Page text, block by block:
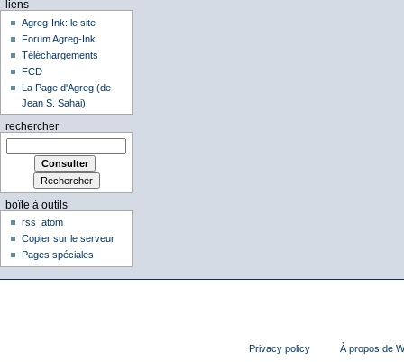
liens
Agreg-Ink: le site
Forum Agreg-Ink
Téléchargements
FCD
La Page d'Agreg (de
Jean S. Sahai)
rechercher
boîte à outils
rss
atom
Copier sur le serveur
Pages spéciales
Privacy policy À propos de